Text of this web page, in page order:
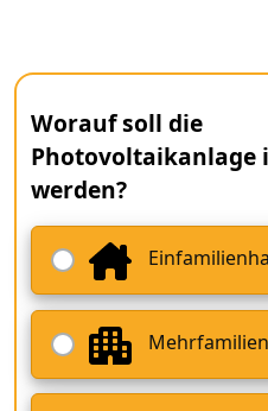
Worauf soll die
werden?